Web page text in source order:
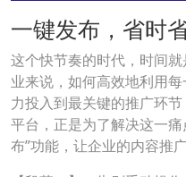
一键发布，省时
这个快节奏的时代，时间
业来说，如何高效地利用
力投入到最关键的推广环
平台，正是为了解决这一
布”功能，让企业的内容推